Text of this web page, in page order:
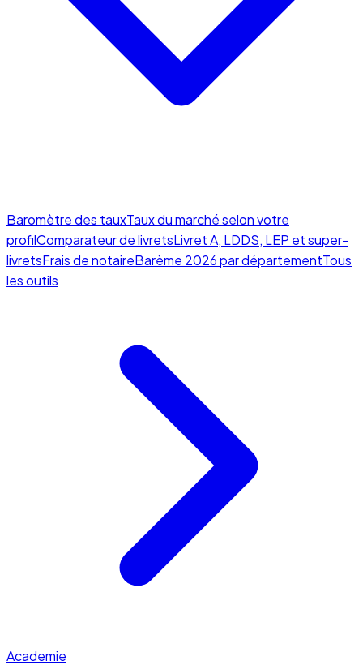
Baromètre des tauxTaux du marché selon votre
profilComparateur de livretsLivret A, LDDS, LEP et super-
livretsFrais de notaireBarème 2026 par départementTous
les outils
Academie